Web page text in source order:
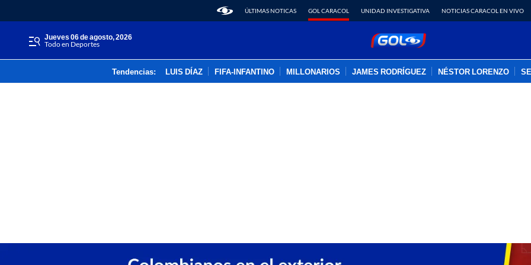
ÚLTIMAS NOTICAS GOL CARACOL UNIDAD INVESTIGATIVA NOTICIAS CARACOL EN VIVO
jueves 06 de agosto, 2026
Todo en Deportes
Tendencias: LUIS DÍAZ FIFA-INFANTINO MILLONARIOS JAMES RODRÍGUEZ NÉSTOR LORENZO